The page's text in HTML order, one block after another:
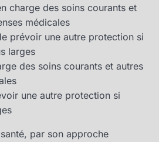
charge des soins courants et
médicales
prévoir une autre protection si
larges
des soins courants et autres
une autre protection si
par son approche